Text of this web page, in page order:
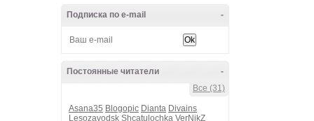
-
Подписка по e-mail
-
Постоянные читатели
Все (31)
Asana35 Blogopic Dianta Divains
Lesozavodsk Shcatulochka VerNikZ